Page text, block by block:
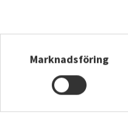
Marknadsföring
även lågspännings-